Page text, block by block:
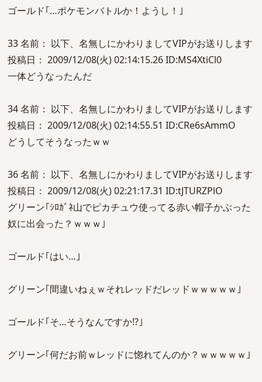
ゴールド｢…ポケモンバトルか！ようし！｣
33 名前： 以下、名無しにかわりましてVIPがお送りします
投稿日： 2009/12/08(火) 02:14:15.26 ID:MS4XtiCl0
一体どうなったんだ
34 名前： 以下、名無しにかわりましてVIPがお送りします
投稿日： 2009/12/08(火) 02:14:55.51 ID:CRe6sAmmO
どうしてそうなったｗｗ
36 名前： 以下、名無しにかわりましてVIPがお送りします
投稿日： 2009/12/08(火) 02:21:17.31 ID:tJTURZPlO
グリーン｢ｼﾛｶﾞﾈ山でピカチュウ使ってる赤い帽子かぶった
奴に出会った？ｗｗｗ｣
ゴールド｢はい…｣
グリーン｢間違いねぇｗそれレッドだレッドｗｗｗｗｗ｣
ゴールド｢そ…そうなんですか!?｣
グリーン｢何だお前ｗレッドに惚れてんのか？ｗｗｗｗｗ｣